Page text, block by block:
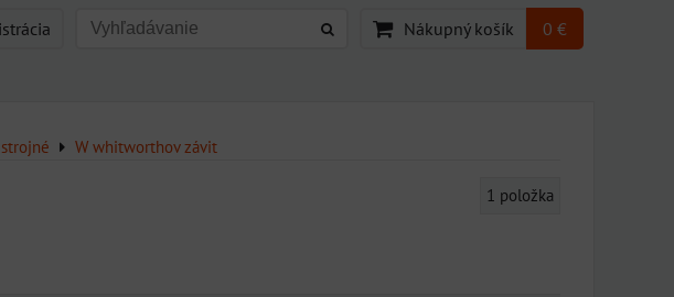
Nákupný košík 0 €
W whitworthov závit
1 položka